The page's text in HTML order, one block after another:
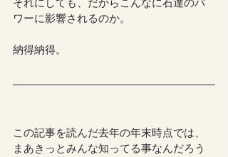
それにしても、だからこんなに石達のパ
ワーに影響されるのか。
納得納得。
この記事を読んだ去年の年末時点では、
まあきっとみんな知ってる事なんだろう